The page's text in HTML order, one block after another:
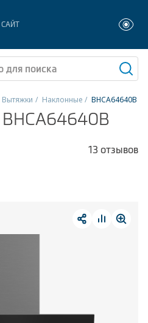
машины
Вытяжки Наклонные BHCA64640B
13 отзывов